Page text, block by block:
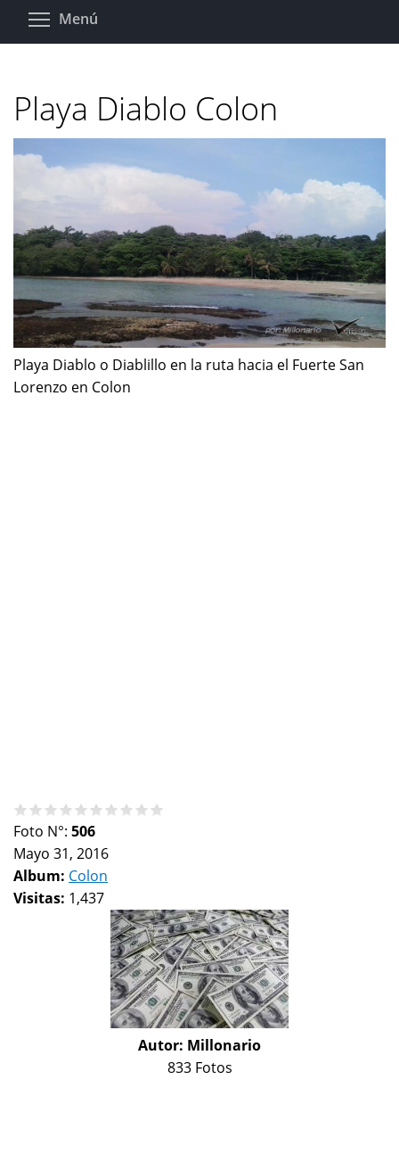
Pasar
Menú
Playa Diablo Colon
Playa Diablo o Diablillo en la ruta hacia el Fuerte San
Lorenzo en Colon
Foto N°: 506
Mayo 31, 2016
Album: Colon
Visitas: 1,437
Autor: Millonario
833 Fotos